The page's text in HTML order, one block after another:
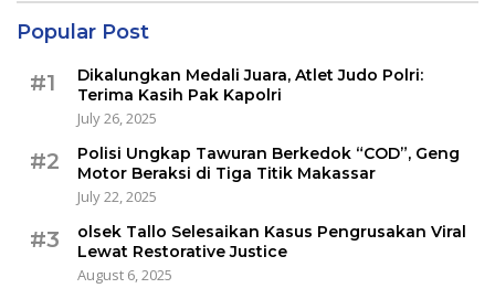
Popular Post
#1
Dikalungkan Medali Juara, Atlet Judo Polri:
Terima Kasih Pak Kapolri
July 26, 2025
#2
Polisi Ungkap Tawuran Berkedok “COD”, Geng
Motor Beraksi di Tiga Titik Makassar
July 22, 2025
#3
olsek Tallo Selesaikan Kasus Pengrusakan Viral
Lewat Restorative Justice
August 6, 2025